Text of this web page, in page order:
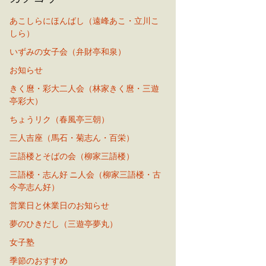
あこしらにほんばし（遠峰あこ・立川こ
しら）
いずみの女子会（弁財亭和泉）
お知らせ
きく麿・彩大二人会（林家きく麿・三遊
亭彩大）
ちょうリク（春風亭三朝）
三人吉座（馬石・菊志ん・百栄）
三語楼とそばの会（柳家三語楼）
三語楼・志ん好 ニ人会（柳家三語楼・古
今亭志ん好）
営業日と休業日のお知らせ
夢のひきだし（三遊亭夢丸）
女子塾
季節のおすすめ